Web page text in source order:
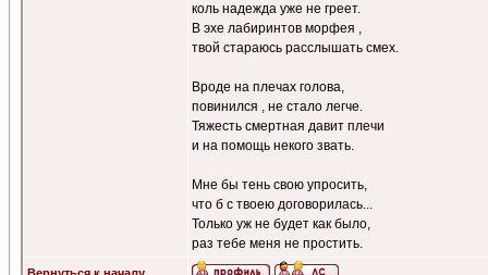
коль надежда уже не греет.
В эхе лабиринтов морфея ,
твой стараюсь расслышать смех.
Вроде на плечах голова,
повинился , не стало легче.
Тяжесть смертная давит плечи
и на помощь некого звать.
Мне бы тень свою упросить,
что б с твоею договорилась...
Только уж не будет как было,
раз тебе меня не простить.